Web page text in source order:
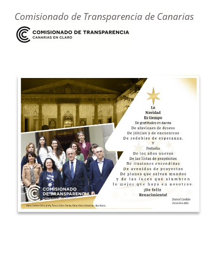
Comisionado de Transparencia de Canarias